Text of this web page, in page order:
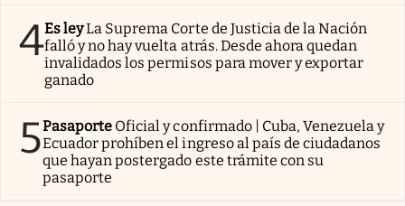
4Es leyLa Suprema Corte de Justicia de la Nación
falló y no hay vuelta atrás. Desde ahora quedan
invalidados los permisos para mover y exportar
ganado
5Pasaporte Oficial y confirmado | Cuba, Venezuela y
Ecuador prohíben el ingreso al país de ciudadanos
que hayan postergado este trámite con su
pasaporte